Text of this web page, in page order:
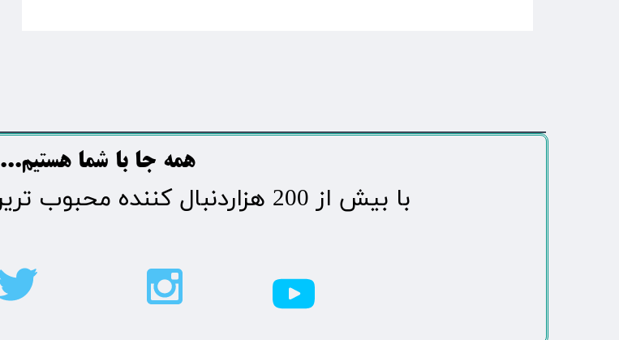
​​​همه جا با شما هستیم...​​​​​​​​​​​​​​
​با بیش از 200 هزاردنبال کننده محبوب ترین رسانه مردمی شهر مهاباد​​​​​​​​​​​​​​